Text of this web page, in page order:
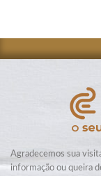
Agradecemos sua
informação ou queira